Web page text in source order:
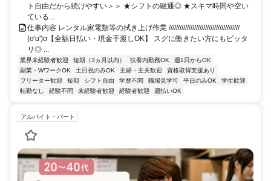
ト自由だから続けやすい＞＞ ★シフトの融通◎ ★スキマ時間や空い
ている...
仕事内容 レンタル家電類等の拭き上げ作業 ///////////////////////////////////////
(σ'u')σ【全額日払い・現金手渡しOK】 スグに働きたい方にもピッタ
リ◎ ...
業界未経験者歓迎 短期（3ヵ月以内） 扶養内勤務OK
週1日からOK
副業・WワークOK
土日祝のみOK 主婦・主夫歓迎
資格取得支援あり
フリーター歓迎
短期 シフト自由 学歴不問 職場見学可 平日のみOK
学生歓迎
転勤なし
経験不問 未経験者歓迎 経験者歓迎 週払いOK
アルバイト・パート